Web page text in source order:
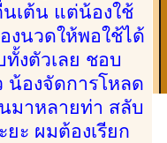
เต้น แต่น้องใช้
งนวดให้พอใช้ได้
งตัวเลย ชอบ
น้องจัดการโหลด
มาหลายท่า สลับ
ะ ผมต้องเรียก